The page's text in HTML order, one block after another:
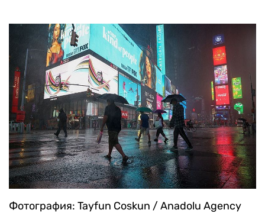
Фотография: Tayfun Coskun / Anadolu Agency